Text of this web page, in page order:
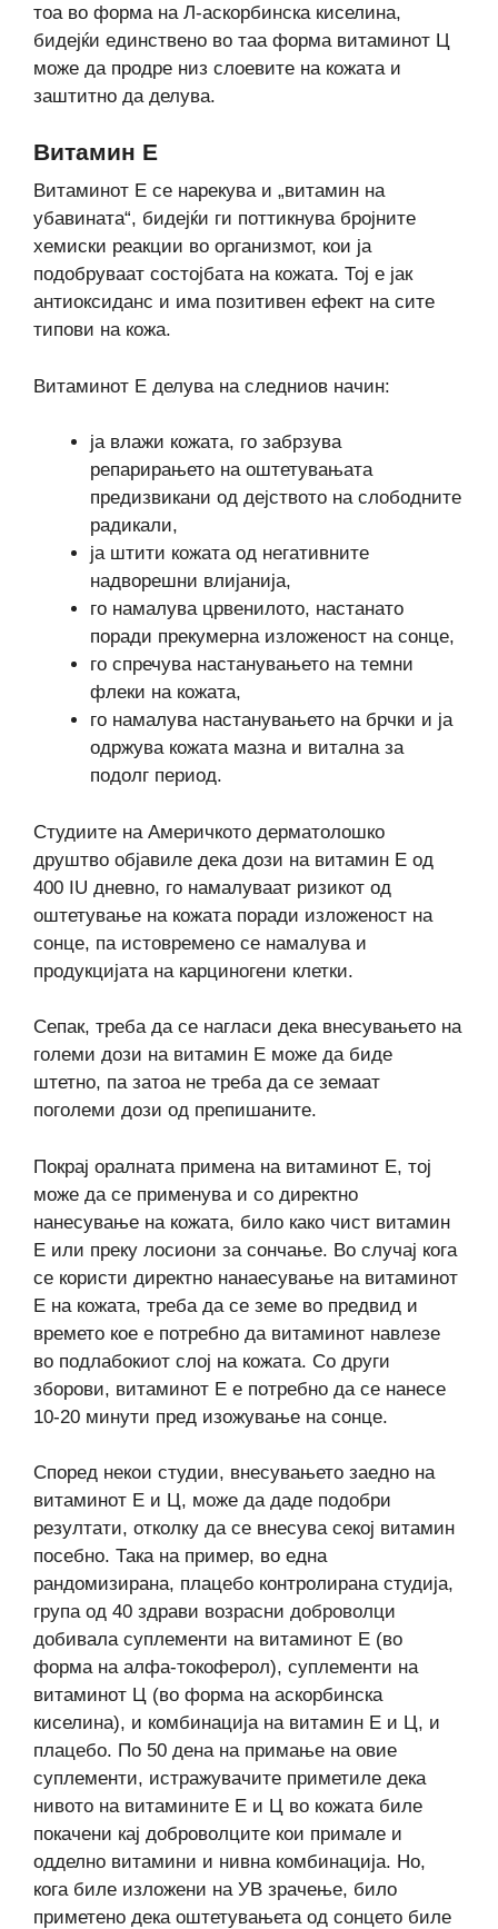
тоа во форма на Л-аскорбинска киселина,
бидејќи единствено во таа форма витаминот Ц
може да продре низ слоевите на кожата и
заштитно да делува.
Витамин Е
Витаминот Е се нарекува и „витамин на
убавината“, бидејќи ги поттикнува бројните
хемиски реакции во организмот, кои ја
подобруваат состојбата на кожата. Тој е јак
антиоксиданс и има позитивен ефект на сите
типови на кожа.
Витаминот Е делува на следниов начин:
ја влажи кожата, го забрзува
репарирањето на оштетувањата
предизвикани од дејството на слободните
радикали,
ја штити кожата од негативните
надворешни влијанија,
го намалува црвенилото, настанато
поради прекумерна изложеност на сонце,
го спречува настанувањето на темни
флеки на кожата,
го намалува настанувањето на брчки и ја
одржува кожата мазна и витална за
подолг период.
Студиите на Америчкото дерматолошко
друштво објавиле дека дози на витамин Е од
400 IU дневно, го намалуваат ризикот од
оштетување на кожата поради изложеност на
сонце, па истовремено се намалува и
продукцијата на карциногени клетки.
Сепак, треба да се нагласи дека внесувањето на
големи дози на витамин Е може да биде
штетно, па затоа не треба да се земаат
поголеми дози од препишаните.
Покрај оралната примена на витаминот Е, тој
може да се применува и со директно
нанесување на кожата, било како чист витамин
Е или преку лосиони за сончање. Во случај кога
се користи директно нанаесување на витаминот
Е на кожата, треба да се земе во предвид и
времето кое е потребно да витаминот навлезе
во подлабокиот слој на кожата. Со други
зборови, витаминот Е е потребно да се нанесе
10-20 минути пред изожување на сонце.
Според некои студии, внесувањето заедно на
витаминот Е и Ц, може да даде подобри
резултати, отколку да се внесува секој витамин
посебно. Така на пример, во една
рандомизирана, плацебо контролирана студија,
група од 40 здрави возрасни доброволци
добивала суплементи на витаминот Е (во
форма на алфа-токоферол), суплементи на
витаминот Ц (во форма на аскорбинска
киселина), и комбинација на витамин Е и Ц, и
плацебо. По 50 дена на примање на овие
суплементи, истражувачите приметиле дека
нивото на витамините Е и Ц во кожата биле
покачени кај доброволците кои примале и
одделно витамини и нивна комбинација. Но,
кога биле изложени на УВ зрачење, било
приметено дека оштетувањета од сонцето биле